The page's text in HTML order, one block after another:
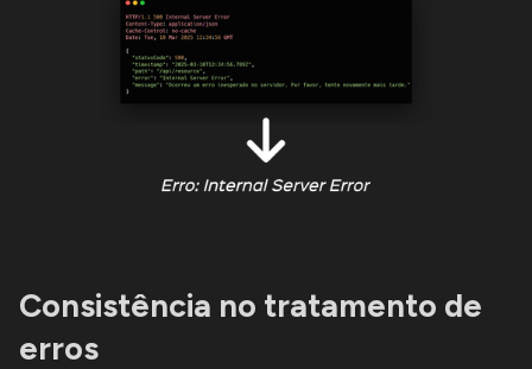
Consistência no tratamento de
erros